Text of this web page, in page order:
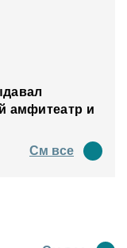
амфитеатр и
См все